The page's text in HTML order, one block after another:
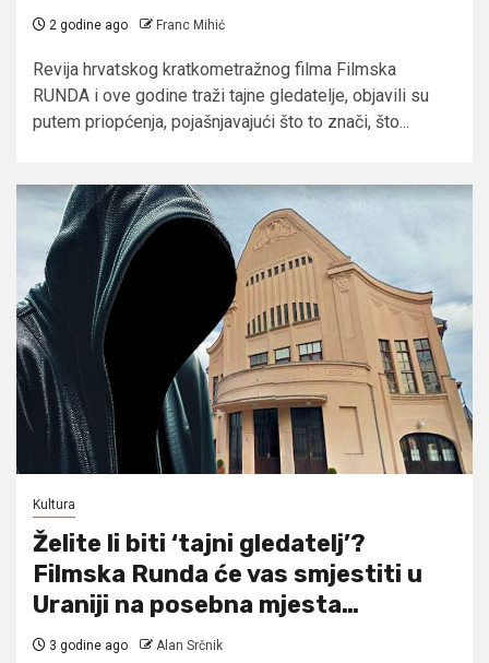
2 godine ago Franc Mihić
Revija hrvatskog kratkometražnog filma Filmska
RUNDA i ove godine traži tajne gledatelje, objavili su
putem priopćenja, pojašnjavajući što to znači, što...
Kultura
Želite li biti ‘tajni gledatelj’?
Filmska Runda će vas smjestiti u
Uraniji na posebna mjesta…
3 godine ago Alan Srčnik